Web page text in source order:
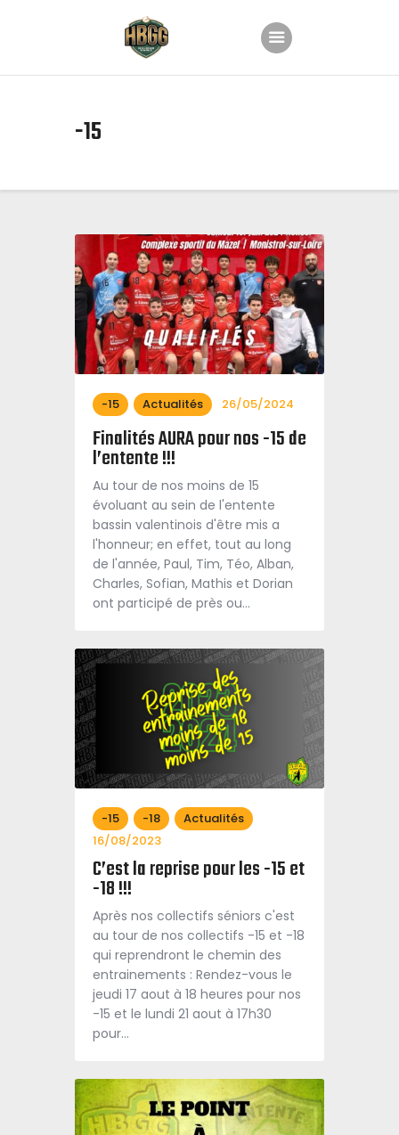
-15
Le club
Groupe Animation
Partenaires
Boutique
Contact
-15 Actualités 26/05/2024
Finalités AURA pour nos -15 de
l’entente !!!
Au tour de nos moins de 15
évoluant au sein de l'entente
bassin valentinois d'être mis a
l'honneur; en effet, tout au long
de l'année, Paul, Tim, Téo, Alban,
Charles, Sofian, Mathis et Dorian
ont participé de près ou…
-15 -18
Actualités
16/08/2023
C’est la reprise pour les -15 et
-18 !!!
Après nos collectifs séniors c'est
au tour de nos collectifs -15 et -18
qui reprendront le chemin des
entrainements : Rendez-vous le
jeudi 17 aout à 18 heures pour nos
-15 et le lundi 21 aout à 17h30
pour…